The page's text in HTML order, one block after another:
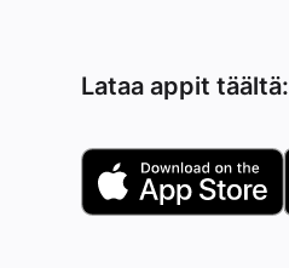
Lataa appit täältä: